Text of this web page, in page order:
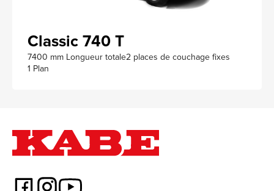
Classic 740 T
7400 mm Longueur totale2 places de couchage fixes
1 Plan